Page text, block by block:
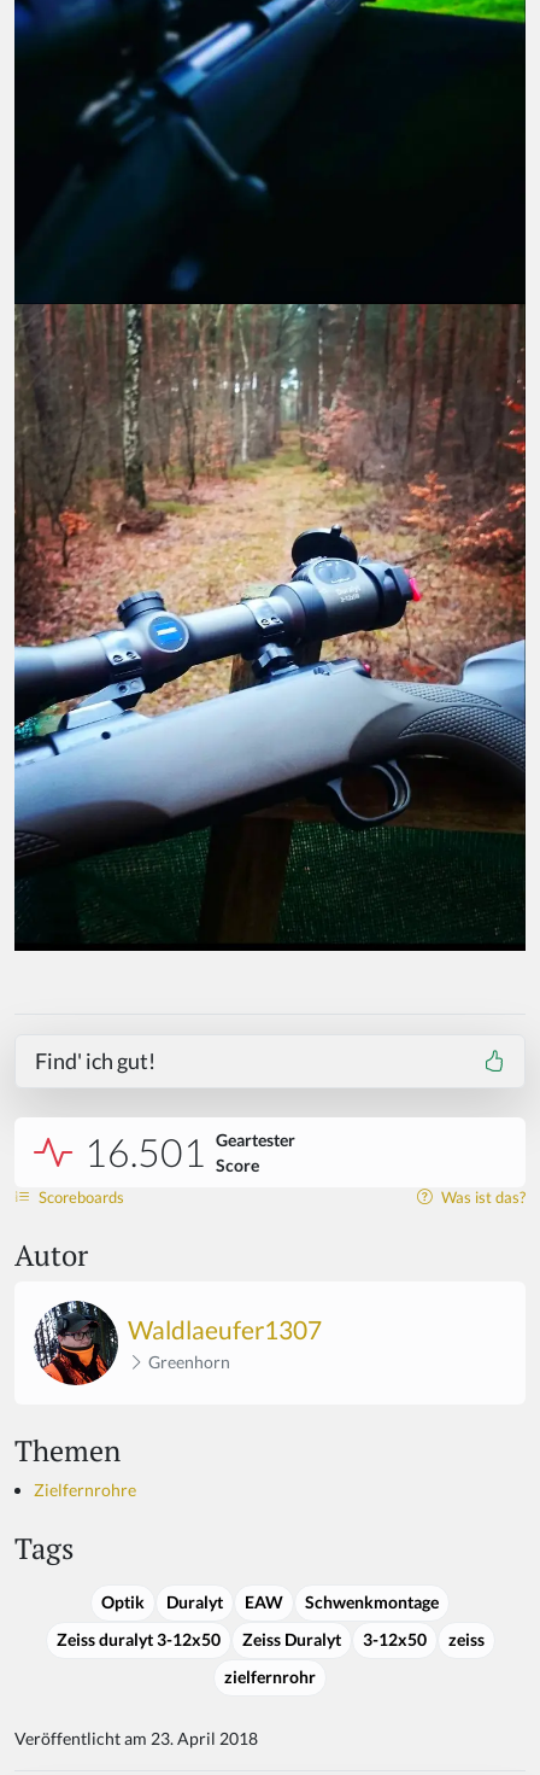
Find' ich gut!
16.501
Geartester
Score
Scoreboards Was ist das?
Autor
Waldlaeufer1307
Greenhorn
Themen
Zielfernrohre
Tags
Optik Duralyt EAW
Schwenkmontage
Zeiss duralyt 3-12x50
Zeiss Duralyt 3-12x50
zeiss
zielfernrohr
Veröffentlicht am 23. April 2018